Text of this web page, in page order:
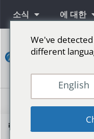
소식 에 대한
램프 비드 브랜드를
We've
different
English